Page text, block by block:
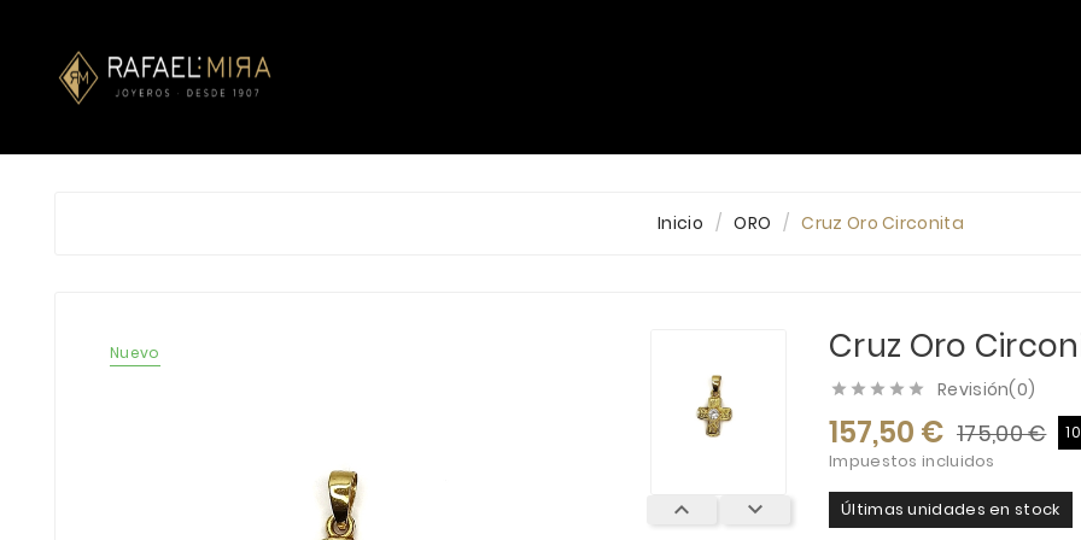
Inicio ORO Cruz Oro Circonita
Nuevo
 
Cruz Oro
     Revisión(0)
157,50 € 175,00 €
Impuestos incluidos
Últimas unidades en stock